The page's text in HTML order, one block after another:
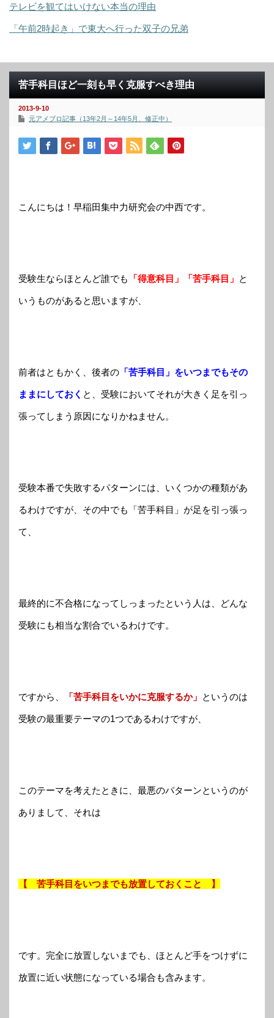
テレビを観てはいけない本当の理由
「午前2時起き」で東大へ行った双子の兄弟
苦手科目ほど一刻も早く克服すべき理由
2013-9-10
元アメブロ記事（13年2月～14年5月、修正中）
こんにちは！早稲田集中力研究会の中西です。
受験生ならほとんど誰でも 「得意科目」「苦手科目」 と
いうものがあると思いますが、
前者はともかく、後者の 「苦手科目」をいつまでもその
ままにしておく と、受験においてそれが大きく足を引っ
張ってしまう原因になりかねません。
受験本番で失敗するパターンには、いくつかの種類があ
るわけですが、その中でも「苦手科目」が足を引っ張っ
て、
最終的に不合格になってしっまったという人は、どんな
受験にも相当な割合でいるわけです。
ですから、 「苦手科目をいかに克服するか」 というのは
受験の最重要テーマの1つであるわけですが、
このテーマを考えたときに、最悪のパターンというのが
ありまして、それは
【 苦手科目をいつまでも放置しておくこと 】
です。完全に放置しないまでも、ほとんど手をつけずに
放置に近い状態になっている場合も含みます。